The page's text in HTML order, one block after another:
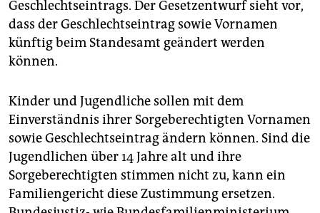
Geschlechtseintrags. Der Gesetzentwurf sieht vor,
dass der Geschlechtseintrag sowie Vornamen
künftig beim Standesamt geändert werden
können.
Kinder und Jugendliche sollen mit dem
Einverständnis ihrer Sorgeberechtigten Vornamen
sowie Geschlechtseintrag ändern können. Sind die
Jugendlichen über 14 Jahre alt und ihre
Sorgeberechtigten stimmen nicht zu, kann ein
Familiengericht diese Zustimmung ersetzen.